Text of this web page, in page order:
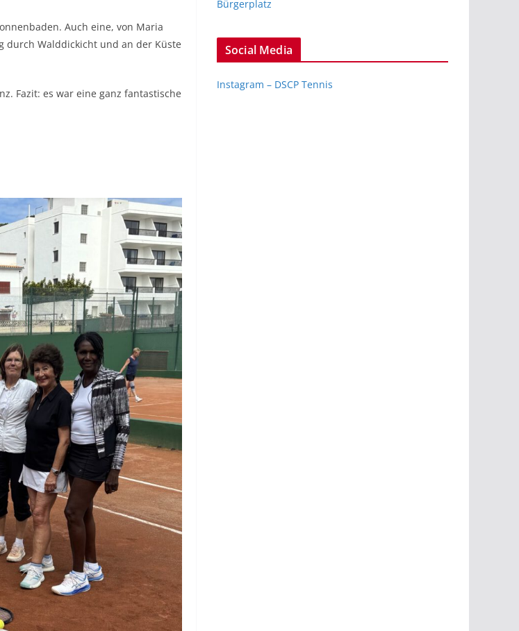
Auch eine, von Maria
durch Walddickicht und an der Küste
Fazit: es war eine ganz fantastische
Bürgerplatz
Social Media
Instagram – DSCP Tennis